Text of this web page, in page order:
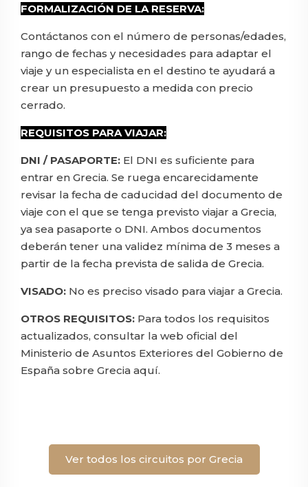
FORMALIZACIÓN DE LA RESERVA:
Contáctanos con el número de personas/edades,
rango de fechas y necesidades para adaptar el
viaje y un especialista en el destino te ayudará a
crear un presupuesto a medida con precio
cerrado.
REQUISITOS PARA VIAJAR:
DNI / PASAPORTE: El DNI es suficiente para
entrar en Grecia. Se ruega encarecidamente
revisar la fecha de caducidad del documento de
viaje con el que se tenga previsto viajar a Grecia,
ya sea pasaporte o DNI. Ambos documentos
deberán tener una validez mínima de 3 meses a
partir de la fecha prevista de salida de Grecia.
VISADO: No es preciso visado para viajar a Grecia.
OTROS REQUISITOS: Para todos los requisitos
actualizados, consultar la web oficial del
Ministerio de Asuntos Exteriores del Gobierno de
España sobre Grecia aquí.
Ver todos los circuitos por Grecia